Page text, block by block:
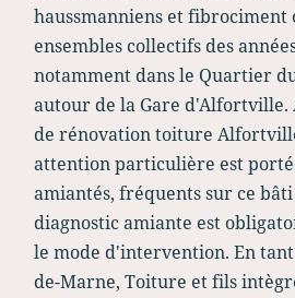
haussmanniens et fibrociment
ensembles collectifs des
notamment dans le Quartier
autour de la Gare
de rénovation toiture
attention particulière est
amiantés, fréquents sur ce
diagnostic amiante est
le mode d'intervention. En
de-Marne, Toiture et fils